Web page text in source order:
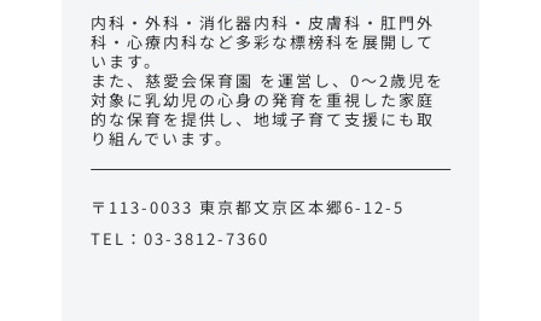
内科・外科・消化器内科・皮膚科・肛門外
科・心療内科など多彩な標榜科を展開して
います。
また、慈愛会保育園 を運営し、0～2歳児を
対象に乳幼児の心身の発育を重視した家庭
的な保育を提供し、地域子育て支援にも取
り組んでいます。
〒113-0033 東京都文京区本郷6-12-5
TEL：03-3812-7360